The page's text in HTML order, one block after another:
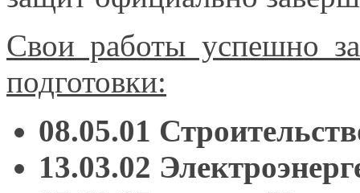
Свои работы успешно
подготовки:
08.05.01
13.03.02